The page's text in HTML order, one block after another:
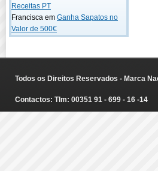
Receitas PT
Francisca em Ganha Sapatos no
Valor de 500€
Todos os Direitos Reservados - Marca
Contactos: Tlm: 00351 91 - 699 - 16 -14